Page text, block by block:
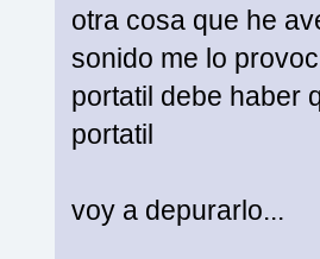
otra cosa que he
sonido me lo
portatil debe haber
portatil
voy a depurarlo...